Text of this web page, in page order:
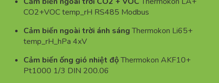
CO2+VOC temp_rH RS485 Modbus
Cảm biến ngoài trời ánh sángThermokon Li65+
temp_rH_hPa 4xV
Cảm biến ống gió nhiệt độThermokon AKF10+
Pt1000 1/3 DIN 200.06